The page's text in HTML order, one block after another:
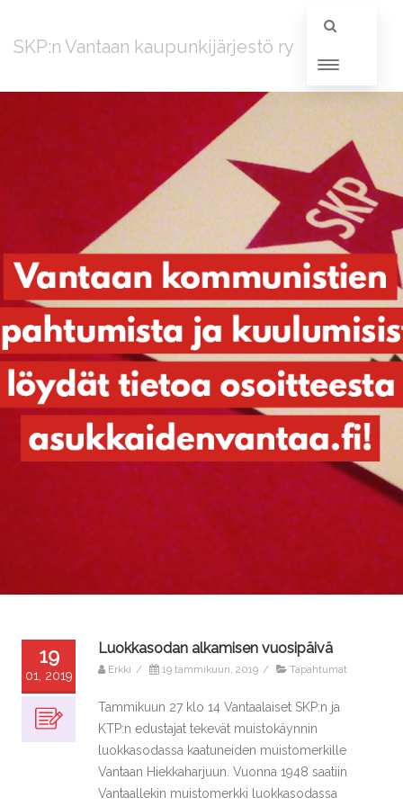
SKP:n Vantaan kaupunkijärjestö ry
19
01, 2019
Luokkasodan alkamisen vuosipäivä
Erkki / 19 tammikuun, 2019 / Tapahtumat
Tammikuun 27 klo 14 Vantaalaiset SKP:n ja
KTP:n edustajat tekevät muistokäynnin
luokkasodassa kaatuneiden muistomerkille
Vantaan Hiekkaharjuun. Vuonna 1948 saatiin
Vantaallekin muistomerkki luokkasodassa